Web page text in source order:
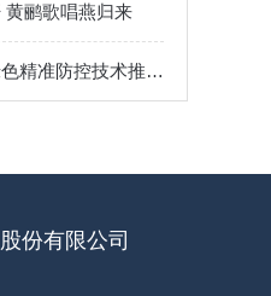
黄鹂歌唱燕归来
全国茶树病虫绿色精准防控技术推介会召开，托普云农茶园杀虫灯成现场焦点！
份有限公司